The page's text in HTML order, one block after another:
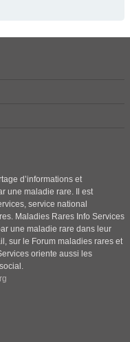
d’informations et
une maladie rare. Il est
service national
Maladies Rares Info Services
une maladie rare dans leur
sur le Forum maladies rares et
oriente aussi les